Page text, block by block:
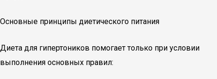
Основные принципы диетического питания
Диета для гипертоников помогает только при условии
выполнения основных правил: